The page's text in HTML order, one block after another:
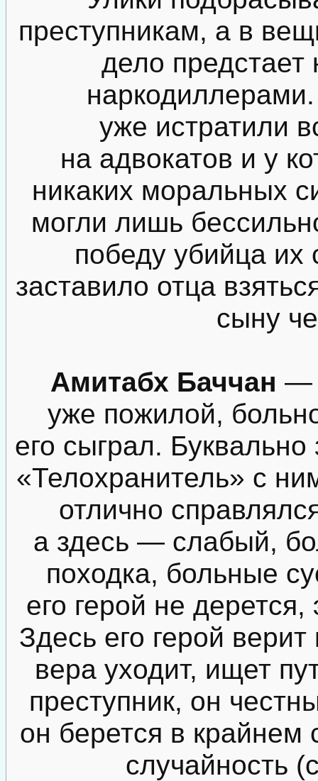
преступникам, а в
дело предстает
уже истратили
на адвокатов и у
никаких моральных
могли лишь
победу убийца
заставило отца
сыну
Амитабх Баччан —
уже пожилой,
его сыграл.
«Телохранитель» с
отлично
а здесь — слабый,
походка, больные
его герой не
Здесь его герой
вера уходит, ищет
преступник, он
он берется в
случайность